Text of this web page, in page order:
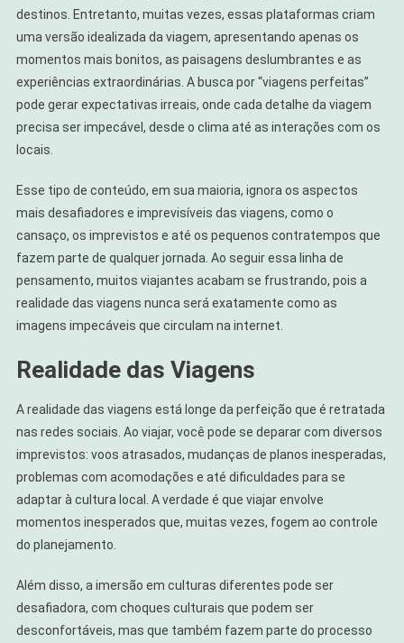
destinos. Entretanto, muitas vezes, essas plataformas criam
uma versão idealizada da viagem, apresentando apenas os
momentos mais bonitos, as paisagens deslumbrantes e as
experiências extraordinárias. A busca por “viagens perfeitas”
pode gerar expectativas irreais, onde cada detalhe da viagem
precisa ser impecável, desde o clima até as interações com os
locais.
Esse tipo de conteúdo, em sua maioria, ignora os aspectos
mais desafiadores e imprevisíveis das viagens, como o
cansaço, os imprevistos e até os pequenos contratempos que
fazem parte de qualquer jornada. Ao seguir essa linha de
pensamento, muitos viajantes acabam se frustrando, pois a
realidade das viagens nunca será exatamente como as
imagens impecáveis que circulam na internet.
Realidade das Viagens
A realidade das viagens está longe da perfeição que é retratada
nas redes sociais. Ao viajar, você pode se deparar com diversos
imprevistos: voos atrasados, mudanças de planos inesperadas,
problemas com acomodações e até dificuldades para se
adaptar à cultura local. A verdade é que viajar envolve
momentos inesperados que, muitas vezes, fogem ao controle
do planejamento.
Além disso, a imersão em culturas diferentes pode ser
desafiadora, com choques culturais que podem ser
desconfortáveis, mas que também fazem parte do processo